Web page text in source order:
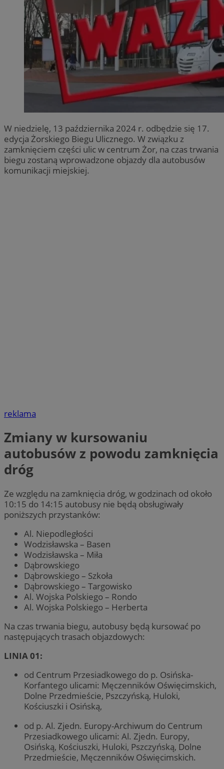
W niedzielę, 13 października 2024 r. odbędzie się 17.
edycja Żorskiego Biegu Ulicznego. W związku z
zamknięciem części ulic w centrum Żor, na czas trwania
biegu zostaną wprowadzone objazdy dla autobusów
komunikacji miejskiej.
reklama
Zmiany w kursowaniu
autobusów z powodu zamknięcia
dróg
Ze względu na zamknięcia dróg, w godzinach od około
10:15 do 14:15 autobusy nie będą obsługiwały
poniższych przystanków:
Al. Niepodległości
Wodzisławska – Basen
Wodzisławska – Miła
Dąbrowskiego
Dąbrowskiego – Szkoła
Dąbrowskiego – Targowisko
Al. Wojska Polskiego – Rondo
Al. Wojska Polskiego – Herberta
Na czas trwania biegu, autobusy będą kursować po
następujących trasach objazdowych:
LINIA 01:
od Centrum Przesiadkowego do p. Osińska-
Korfantego ulicami: Męczenników Oświęcimskich,
Dolne Przedmieście, Pszczyńską, Huloki,
Kościuszki i Osińską,
od p. Al. Zjedn. Europy-Archiwum do Centrum
Przesiadkowego ulicami: Al. Zjedn. Europy,
Osińską, Kościuszki, Huloki, Pszczyńską, Dolne
Przedmieście, Męczenników Oświęcimskich.